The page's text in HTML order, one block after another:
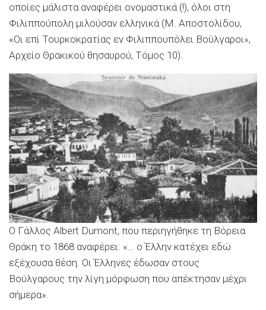
οποίες μάλιστα αναφέρει ονομαστικά (!), όλοι στη
Φιλιππούπολη μιλούσαν ελληνικά (Μ. Αποστολίδου,
«Οι επί Τουρκοκρατίας εν Φιλιππουπόλει Βούλγαροι»,
Αρχείο Θρακικού θησαυρού, Τόμος 10).
Ο Γάλλος Albert Dumont, που περιηγήθηκε τη Βόρεια
Θράκη το 1868 αναφέρει: «… ο Έλλην κατέχει εδώ
εξέχουσα θέση. Οι Έλληνες έδωσαν στους
Βούλγαρους την λίγη μόρφωση που απέκτησαν μέχρι
σήμερα».